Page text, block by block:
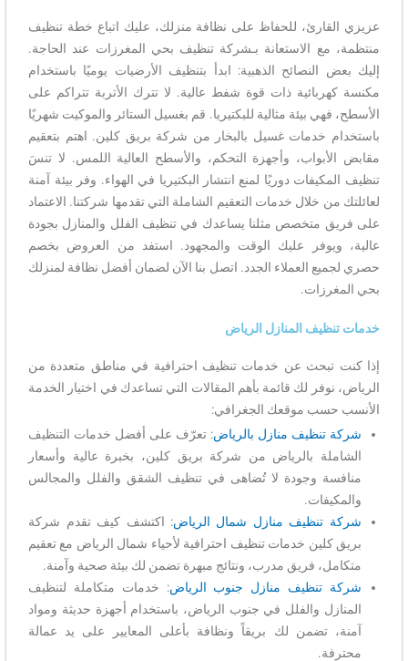
عزيزي القارئ، للحفاظ على نظافة منزلك، عليك اتباع خطة تنظيف
منتظمة، مع الاستعانة بـشركة تنظيف بحي المغرزات عند الحاجة.
إليك بعض النصائح الذهبية: ابدأ بتنظيف الأرضيات يوميًا باستخدام
مكنسة كهربائية ذات قوة شفط عالية. لا تترك الأتربة تتراكم على
الأسطح، فهي بيئة مثالية للبكتيريا. قم بغسيل الستائر والموكيت شهريًا
باستخدام خدمات غسيل بالبخار من شركة بريق كلين. اهتم بتعقيم
مقابض الأبواب، وأجهزة التحكم، والأسطح العالية اللمس. لا تنسَ
تنظيف المكيفات دوريًا لمنع انتشار البكتيريا في الهواء. وفر بيئة آمنة
لعائلتك من خلال خدمات التعقيم الشاملة التي تقدمها شركتنا. الاعتماد
على فريق متخصص مثلنا يساعدك في تنظيف الفلل والمنازل بجودة
عالية، ويوفر عليك الوقت والمجهود. استفد من العروض بخصم
حصري لجميع العملاء الجدد. اتصل بنا الآن لضمان أفضل نظافة لمنزلك
بحي المغرزات.
خدمات تنظيف المنازل الرياض
إذا كنت تبحث عن خدمات تنظيف احترافية في مناطق متعددة من
الرياض، نوفر لك قائمة بأهم المقالات التي تساعدك في اختيار الخدمة
الأنسب حسب موقعك الجغرافي:
شركة تنظيف منازل بالرياض: تعرّف على أفضل خدمات التنظيف
الشاملة بالرياض من شركة بريق كلين، بخبرة عالية وأسعار
منافسة وجودة لا تُضاهى في تنظيف الشقق والفلل والمجالس
والمكيفات.
شركة تنظيف منازل شمال الرياض: اكتشف كيف تقدم شركة
بريق كلين خدمات تنظيف احترافية لأحياء شمال الرياض مع تعقيم
متكامل، فريق مدرب، ونتائج مبهرة تضمن لك بيئة صحية وآمنة.
شركة تنظيف منازل جنوب الرياض: خدمات متكاملة لتنظيف
المنازل والفلل في جنوب الرياض، باستخدام أجهزة حديثة ومواد
آمنة، تضمن لك بريقاً ونظافة بأعلى المعايير على يد عمالة
محترفة.